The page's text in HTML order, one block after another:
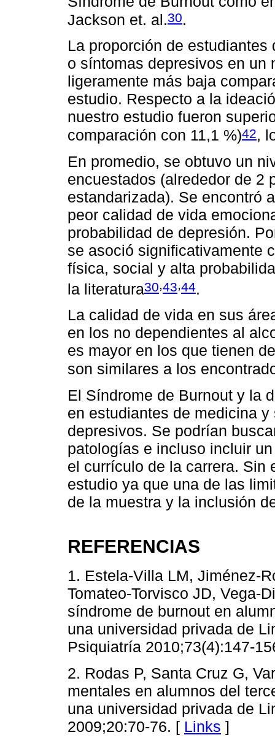
Jackson et. al.30.
La proporción de
o síntomas depresivos en un
ligeramente más baja
estudio. Respecto a la
nuestro estudio fueron
comparación con 11,1 %)42,
En promedio, se obtuvo un
encuestados (alrededor de 2
estandarizada). Se encontró
peor calidad de vida
probabilidad de depresión.
se asoció significativamente
física, social y alta
la literatura30,43,44.
La calidad de vida en sus
en los no dependientes al
es mayor en los que tienen
son similares a los
El Síndrome de Burnout y la
en estudiantes de medicina
depresivos. Se podrían
patologías e incluso incluir
el currículo de la carrera. Sin
estudio ya que una de las
de la muestra y la inclusión
REFERENCIAS
1. Estela-Villa LM, Jiménez-
Tomateo-Torvisco JD, Vega-
síndrome de burnout en
una universidad privada de
Psiquiatría 2010;73(4):147-
2. Rodas P, Santa Cruz G,
mentales en alumnos del
una universidad privada de
2009;20:70-76. [ Links ]